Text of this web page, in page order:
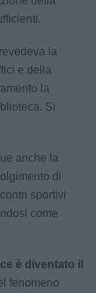
la
e della
la
Si
anche la
di
sportivi
come
è diventato il
fenomeno